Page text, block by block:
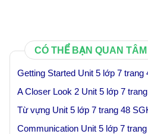
CÓ THỂ BẠN QUAN TÂM
Getting Started Unit 5 lớp 7 trang
A Closer Look 2 Unit 5 lớp 7
Từ vựng Unit 5 lớp 7 trang 48
Communication Unit 5 lớp 7